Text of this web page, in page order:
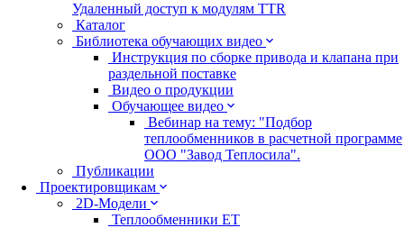
Удаленный доступ к модулям TTR
Каталог
Библиотека обучающих видео
Инструкция по сборке привода и клапана при
раздельной поставке
Видео о продукции
Обучающее видео
Вебинар на тему: "Подбор
теплообменников в расчетной программе
ООО "Завод Теплосила".
Публикации
Проектировщикам
2D-Модели
Теплообменники ЕТ